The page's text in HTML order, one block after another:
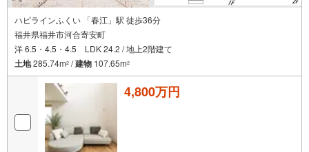
ハピラインふくい 「春江」駅 徒歩36分
福井県福井市河合寄安町
洋 6.5・4.5・4.5 LDK 24.2 / 地上2階建て
土地285.74m2 /建物 107.65m2
4,800万円